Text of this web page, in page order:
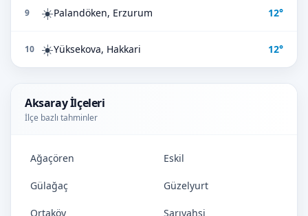
9 ☀️Palandöken, Erzurum 12°
10 ☀️Yüksekova, Hakkari 12°
Aksaray İlçeleri
İlçe bazlı tahminler
Ağaçören Eskil
Gülağaç Güzelyurt
Ortaköy Sarıyahşi